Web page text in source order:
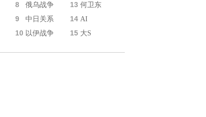
8 俄乌战争 13 何卫东
9 中日关系 14 AI
10 以伊战争 15 大S